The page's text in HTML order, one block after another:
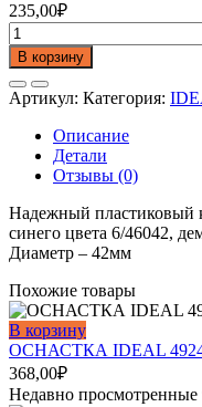
235,00₽
Количество
товара
Оснастка
для
печати
46042
IDEAL.
Диаметр
В корзину
Артикул: Категория:
Описание
Детали
Отзывы (0)
Надежный пластиковый
синего цвета 6/46042,
Диаметр – 42мм
Похожие товары
В корзину
ОСНАСТКА IDEAL
368,00₽
Недавно просмотренные